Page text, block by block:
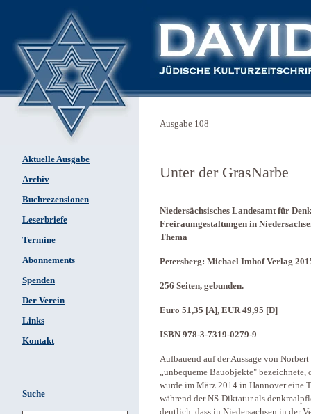
Aktuelle Ausgabe
Archiv
Buchrezensionen
Leserbriefe
Termine
Abonnements
Spenden
Der Verein
Links
Kontakt
Suche
Ausgabe 108
Unter der GrasNarbe
Niedersächsisches Landesamt für
Freiraumgestaltungen in
Thema
Petersberg: Michael Imhof Verlag
256 Seiten, gebunden.
Euro 51,35 [A], EUR 49,95 [D]
ISBN 978-3-7319-0279-9
Aufbauend auf der Aussage von
„unbequeme Bauobjekte" bezeichnete,
wurde im März 2014 in Hannover eine
während der NS-Diktatur als
deutlich, dass in Niedersachsen in der